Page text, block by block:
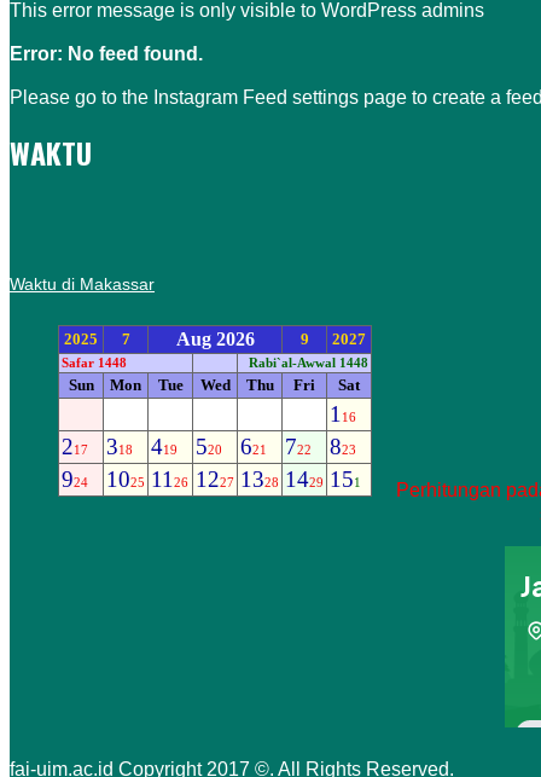
This error message is only visible to WordPress admins
Error: No feed found.
Please go to the Instagram Feed settings page to create a
WAKTU
Waktu di Makassar
Perhitungan
fai-uim.ac.id Copyright 2017 ©. All Rights Reserved.